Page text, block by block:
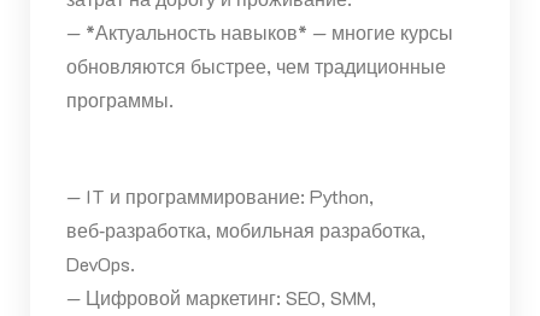
— *Актуальность навыков* — многие курсы
обновляются быстрее, чем традиционные
программы.
— IT и программирование: Python,
веб‑разработка, мобильная разработка,
DevOps.
— Цифровой маркетинг: SEO, SMM,